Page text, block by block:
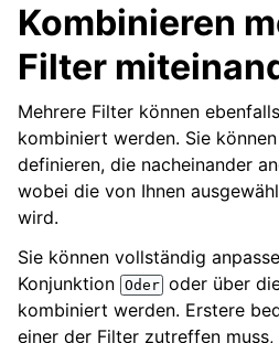
Kombinieren
Filter
Mehrere Filter können
kombiniert werden. Sie
definieren, die nacheinander
wobei die von Ihnen
wird.
Sie können vollständig
Konjunktion Oder oder über
kombiniert werden. Erstere
einer der Filter zutreffen